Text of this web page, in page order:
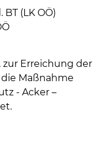
(LK OÖ)
Erreichung der
Maßnahme
- Acker –